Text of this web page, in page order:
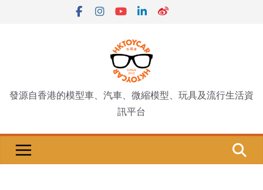
發源自香港的模型車、汽車、微縮模型、玩具及流行生活資
訊平台